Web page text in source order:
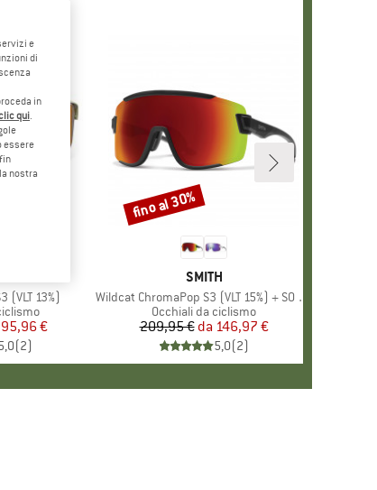
(VLT 13%)
ridotto
95,96 €
(2)
MARCHIO
SMITH
Articolo
Wildcat ChromaPop S3 (VLT 15%) + S0 (VLT 90%)
Gruppo di prodotti
Occhiali da ciclismo
Prezzo
209,95 € Prezzo ridotto
da 146,97 €
5,0(2)
Sconto
fino al 30%
e
di
in
qui.
essere
nostra